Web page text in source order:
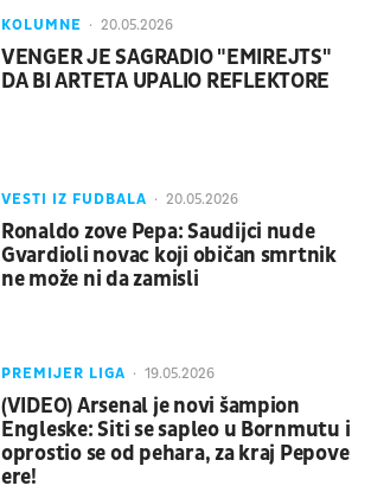
KOLUMNE 20.05.2026
VENGER JE SAGRADIO "EMIREJTS"
DA BI ARTETA UPALIO REFLEKTORE
VESTI IZ FUDBALA 20.05.2026
Ronaldo zove Pepa: Saudijci nude
Gvardioli novac koji običan smrtnik
ne može ni da zamisli
PREMIJER LIGA 19.05.2026
(VIDEO) Arsenal je novi šampion
Engleske: Siti se sapleo u Bornmutu i
oprostio se od pehara, za kraj Pepove
ere!